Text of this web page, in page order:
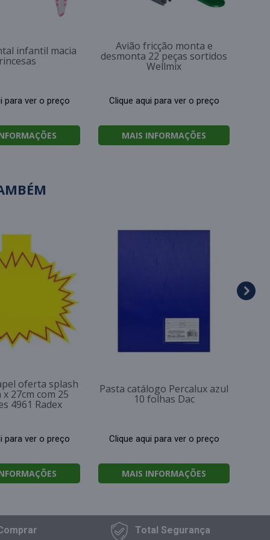
infantil macia
para ver o preço
Avião fricção monta e
desmonta 22 peças sortidos
Wellmix
Clique aqui para ver o preço
MAIS INFORMAÇÕES
oferta splash
x 27cm com 25
4961 Radex
para ver o preço
Pasta catálogo Percalux azul
10 folhas Dac
Clique aqui para ver o preço
MAIS INFORMAÇÕES
Total Segurança